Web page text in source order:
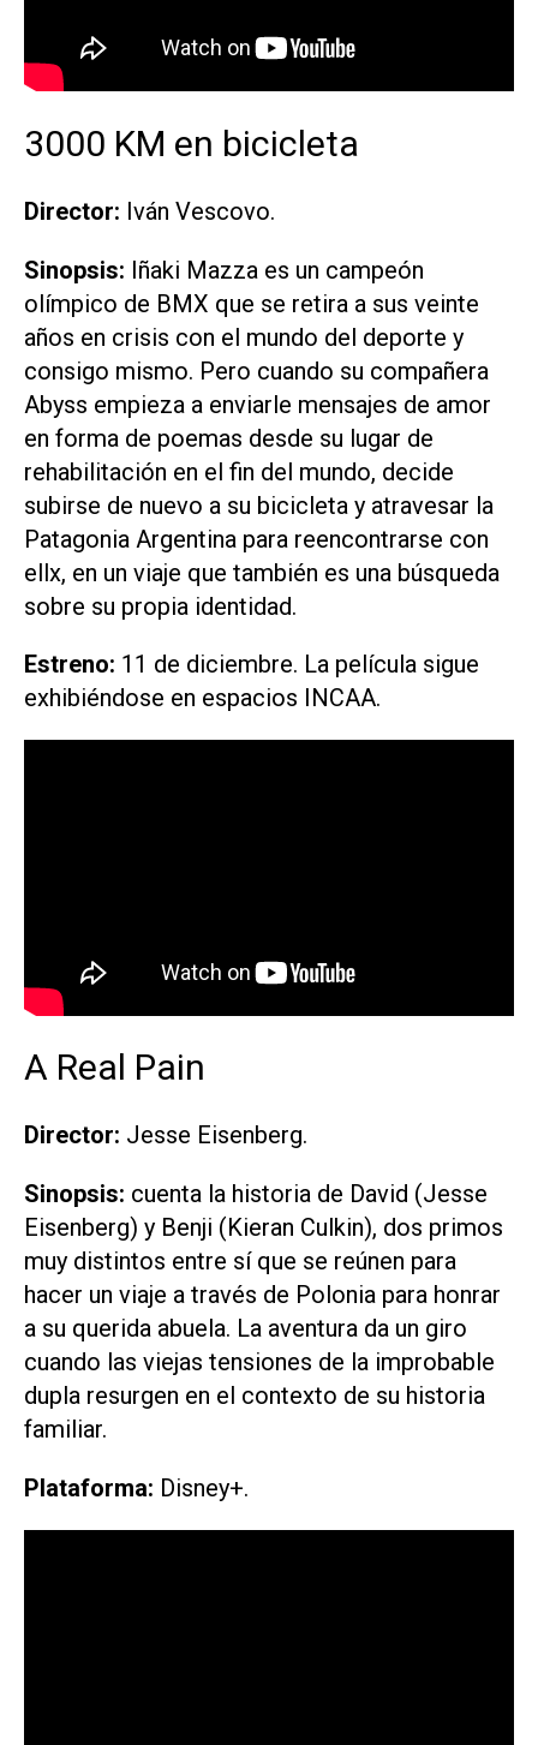
3000 KM en bicicleta
Director: Iván Vescovo.
Sinopsis: Iñaki Mazza es un campeón
olímpico de BMX que se retira a sus veinte
años en crisis con el mundo del deporte y
consigo mismo. Pero cuando su compañera
Abyss empieza a enviarle mensajes de amor
en forma de poemas desde su lugar de
rehabilitación en el fin del mundo, decide
subirse de nuevo a su bicicleta y atravesar la
Patagonia Argentina para reencontrarse con
ellx, en un viaje que también es una búsqueda
sobre su propia identidad.
Estreno: 11 de diciembre. La película sigue
exhibiéndose en espacios INCAA.
A Real Pain
Director: Jesse Eisenberg.
Sinopsis: cuenta la historia de David (Jesse
Eisenberg) y Benji (Kieran Culkin), dos primos
muy distintos entre sí que se reúnen para
hacer un viaje a través de Polonia para honrar
a su querida abuela. La aventura da un giro
cuando las viejas tensiones de la improbable
dupla resurgen en el contexto de su historia
familiar.
Plataforma: Disney+.